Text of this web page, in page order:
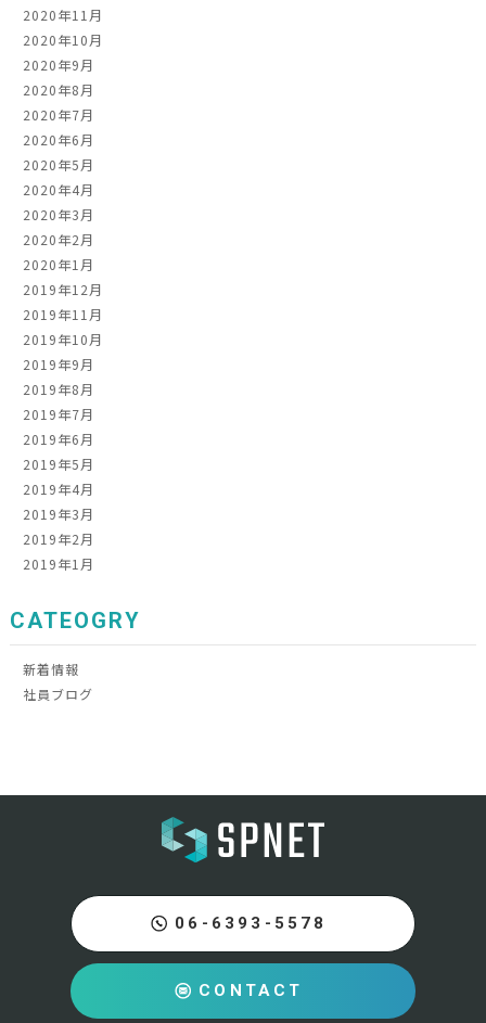
2020年11月
2020年10月
2020年9月
2020年8月
2020年7月
2020年6月
2020年5月
2020年4月
2020年3月
2020年2月
2020年1月
2019年12月
2019年11月
2019年10月
2019年9月
2019年8月
2019年7月
2019年6月
2019年5月
2019年4月
2019年3月
2019年2月
2019年1月
CATEOGRY
新着情報
社員ブログ
06-6393-5578
CONTACT